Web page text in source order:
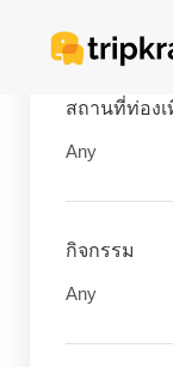
สถานที่ท่องเ
กิจกรรม